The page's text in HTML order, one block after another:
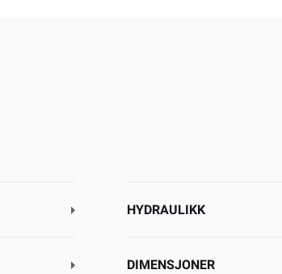
HYDRAULIKK
DIMENSJONER